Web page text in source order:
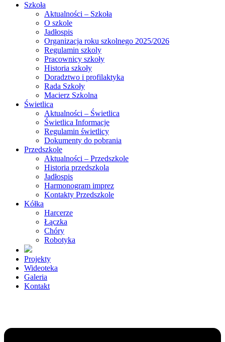
Szkoła
Aktualności – Szkoła
O szkole
Jadłospis
Organizacja roku szkolnego 2025/2026
Regulamin szkoly
Pracownicy szkoły
Historia szkoły
Doradztwo i profilaktyka
Rada Szkoły
Macierz Szkolna
Świetlica
Aktualności – Świetlica
Świetlica Informacje
Regulamin świetlicy
Dokumenty do pobrania
Przedszkole
Aktualności – Przedszkole
Historia przedszkola
Jadłospis
Harmonogram imprez
Kontakty Przedszkole
Kółka
Harcerze
Łączka
Chóry
Robotyka
Projekty
Wideoteka
Galeria
Kontakt